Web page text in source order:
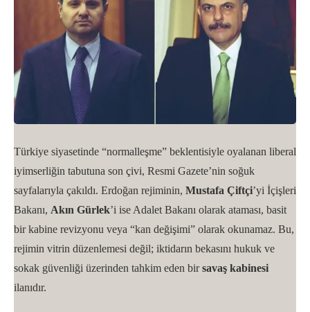
Türkiye siyasetinde “normalleşme” beklentisiyle oyalanan liberal
iyimserliğin tabutuna son çivi, Resmi Gazete’nin soğuk
sayfalarıyla çakıldı. Erdoğan rejiminin, Mustafa Çiftçi’yi İçişleri
Bakanı, Akın Gürlek’i ise Adalet Bakanı olarak ataması, basit
bir kabine revizyonu veya “kan değişimi” olarak okunamaz. Bu,
rejimin vitrin düzenlemesi değil; iktidarın bekasını hukuk ve
sokak güvenliği üzerinden tahkim eden birsavaş kabinesi
ilanıdır.